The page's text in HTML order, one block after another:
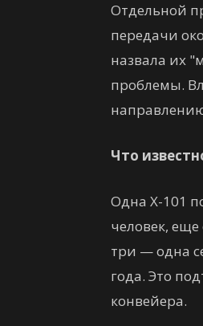
Отдельной
передачи
назвала их
проблемы.
Что
Одна Х-101
человек,
три — одна
года. Это
конвейера.